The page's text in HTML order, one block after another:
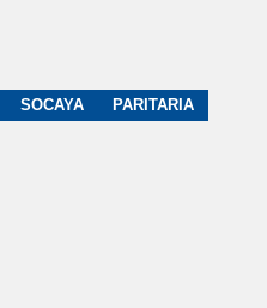
SOCAYA
PARITARIA